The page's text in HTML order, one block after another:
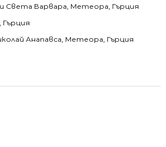
Света Варвара, Метеора, Гърция
Гърция
Анапавса, Метеора, Гърция